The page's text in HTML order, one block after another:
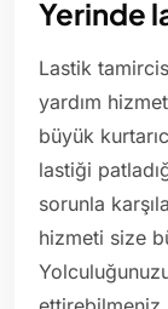
Yerinde
Lastik
yardım
büyük
lastiği
sorunla
hizmeti size